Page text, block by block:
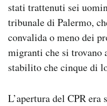
stati trattenuti sei
tribunale di Palermo,
convalida o meno dei
migranti che si trovano
stabilito che cinque di
L’apertura del CPR